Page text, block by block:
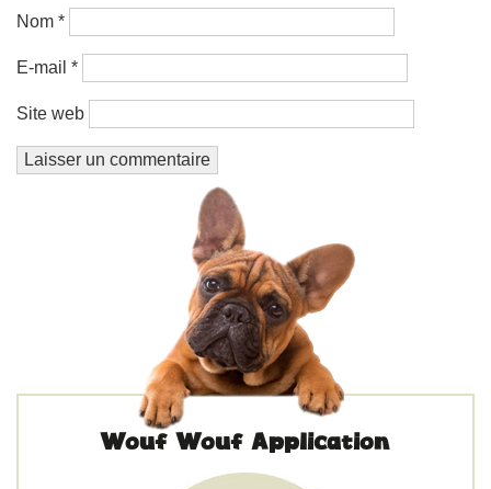
Nom *
E-mail *
Site web
Wouf Wouf Application